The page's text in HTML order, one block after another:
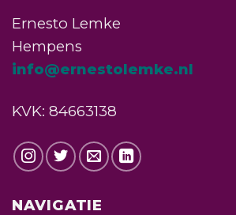
Ernesto Lemke
Hempens
info@ernestolemke.nl
KVK: 84663138
NAVIGATIE